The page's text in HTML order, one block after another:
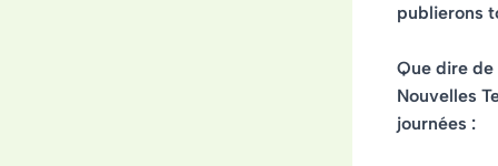
publierons
Que dire de
Nouvelles
journées :